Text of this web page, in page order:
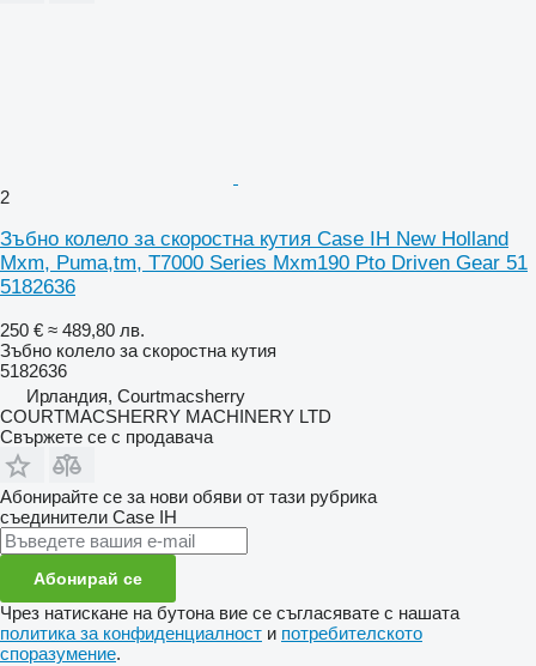
2
Зъбно колело за скоростна кутия Case IH New Holland
Mxm, Puma,tm, T7000 Series Mxm190 Pto Driven Gear 51
5182636
250 € ≈ 489,80 лв.
Зъбно колело за скоростна кутия
5182636
Ирландия, Courtmacsherry
COURTMACSHERRY MACHINERY LTD
Свържете се с продавача
Абонирайте се за нови обяви от тази рубрика
съединители Case IH
Абонирай се
Чрез натискане на бутона вие се съгласявате с нашата
политика за конфиденциалност и потребителското
споразумение.